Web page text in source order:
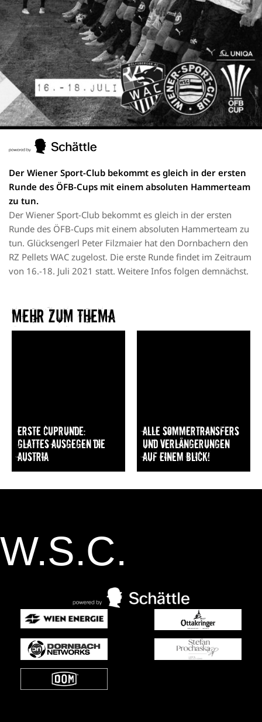
Der Wiener Sport-Club bekommt es gleich in der ersten
Runde des ÖFB-Cups mit einem absoluten Hammerteam
zu tun.
Der Wiener Sport-Club bekommt es gleich in der ersten
Runde des ÖFB-Cups mit einem absoluten Hammerteam zu
tun. Glücksengerl Peter Filzmaier hat den Dornbachern den
RZ Pellets WAC zugelost. Die erste Runde findet im Zeitraum
von 16.-18. Juli 2021 statt. Weitere Infos folgen demnächst.
Mehr zum Thema​
Erste Cuprunde:
Glattes Ausgegen die
Austria
Alle Sommertransfers
und Verlängerungen
auf einem Blick!
W.S.C.